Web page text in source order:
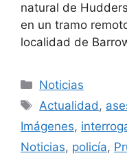
natural de
en un tramo
localidad de
Categorías
Noticias
Etiquetas
Actualidad,
Imágenes,
Noticias, policía,